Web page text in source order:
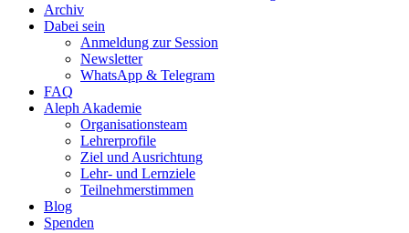
Archiv
Dabei sein
Anmeldung zur Session
Newsletter
WhatsApp & Telegram
FAQ
Aleph Akademie
Organisationsteam
Lehrerprofile
Ziel und Ausrichtung
Lehr- und Lernziele
Teilnehmerstimmen
Blog
Spenden